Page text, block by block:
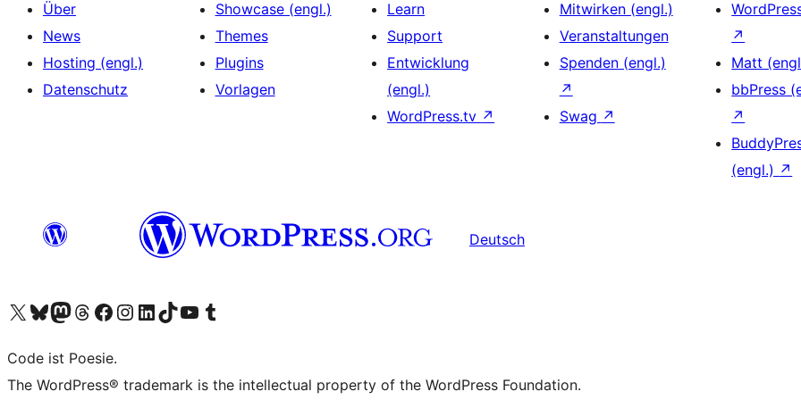
Über
News
Hosting (engl.)
Datenschutz
Showcase (engl.)
Themes
Plugins
Vorlagen
Learn
Support
Entwicklung
(engl.)
WordPress.tv ↗
Mitwirken (engl.)
Veranstaltungen
Spenden (engl.)
↗
Swag ↗
↗
Matt
bbPress
↗
(engl.) ↗
Deutsch
Unser X-Konto (früher Twitter) besuchen
Unser Bluesky-Konto besuchen
Unser Mastodon-Konto besuchen
Unser Threads-Konto besuchen
Unsere Facebook-Seite besuchen
Unser Instagram-Konto besuchen
Unser LinkedIn-Konto besuchen
Unser TikTok-Konto besuchen
Unseren YouTube-Kanal besuchen
Unser Tumblr-Konto besuchen
Code ist Poesie.
The WordPress® trademark is the intellectual property of the WordPress Foundation.